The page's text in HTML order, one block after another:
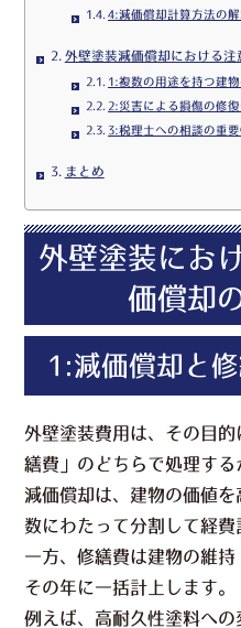
4:減価償却計算方法の解
外壁塗装減価償却における注
1:複数の用途を持つ建
2:災害による損傷の修
3:税理士への相談の重要
まとめ
外壁塗装にお
価償却
1:減価償却と
外壁塗装費用は、その目
繕費」のどちらで処理する
減価償却は、建物の価値
数にわたって分割して経費
一方、修繕費は建物の維持
その年に一括計上します。
例えば、高耐久性塗料へ